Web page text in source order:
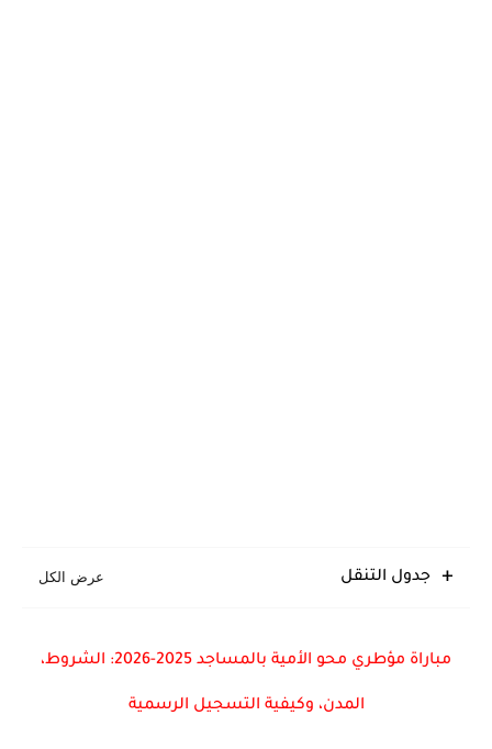
جدول التنقل
مباراة مؤطري محو الأمية بالمساجد 2025-2026: الشروط،
المدن، وكيفية التسجيل الرسمية